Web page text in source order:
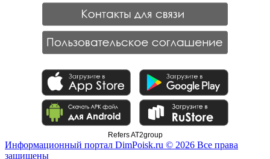
Refers AT2group
Информационный портал DimPoisk.ru © 2026 Все права
защищены